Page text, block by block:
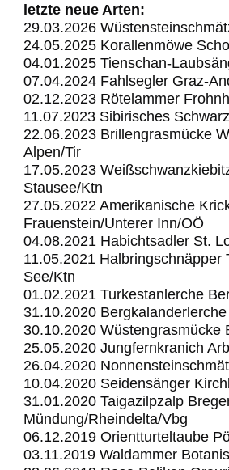
letzte neue Arten:
29.03.2026
24.05.2025 Korallenmöwe
04.01.2025 Tienschan-
07.04.2024 Fahlsegler Graz-
02.12.2023 Rötelammer
11.07.2023 Sibirisches
22.06.2023 Brillengrasmücke
Alpen/Tir
17.05.2023
Stausee/Ktn
27.05.2022 Amerikanische
Frauenstein/Unterer Inn/OÖ
04.08.2021 Habichtsadler St.
11.05.2021 Halbringschnäpper
See/Ktn
01.02.2021 Turkestanlerche
31.10.2020
30.10.2020 Wüstengrasmücke
25.05.2020 Jungfernkranich
26.04.2020
10.04.2020 Seidensänger
31.01.2020 Taigazilpzalp
Mündung/Rheindelta/Vbg
06.12.2019 Orientturteltaube
03.11.2019 Waldammer